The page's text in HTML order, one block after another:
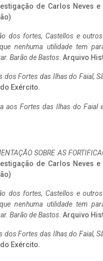
de Carlos Neves
dos fortes, Castellos e
nenhuma utilidade tem
Barão de Bastos. Arquivo
dos Fortes das Ilhas do Faial,
Exército.
aos Fortes das Ilhas do Faial
SOBRE AS
de Carlos Neves
dos fortes, Castellos e
nenhuma utilidade tem
Barão de Bastos. Arquivo
dos Fortes das Ilhas do Faial,
Exército.